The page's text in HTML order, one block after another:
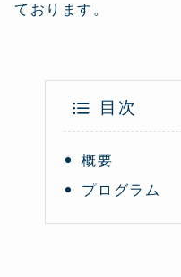
ております。
目次
概要
プログラム